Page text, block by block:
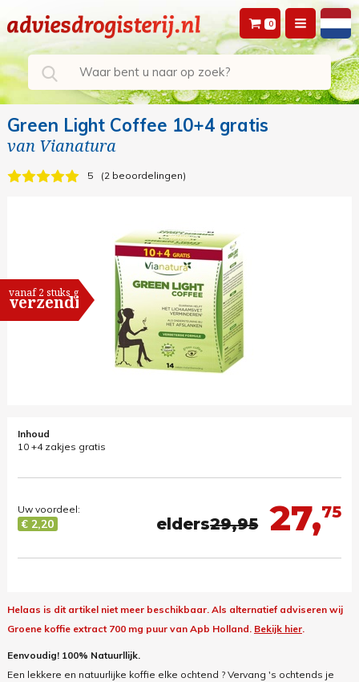
0
Green Light Coffee 10+4 gratis
van Vianatura
5 2 beoordelingen
vanaf 2 stuks gratis
verzending
Inhoud
10 +4 zakjes gratis
27,75
elders29,95
Uw voordeel:
€ 2,20
Helaas is dit artikel niet meer beschikbaar. Als alternatief adviseren wij
Groene koffie extract 700 mg puur van Apb Holland. Bekijk hier.
Eenvoudig! 100% Natuurllijk.
Een lekkere en natuurlijke koffie elke ochtend ? Vervang 's ochtends je